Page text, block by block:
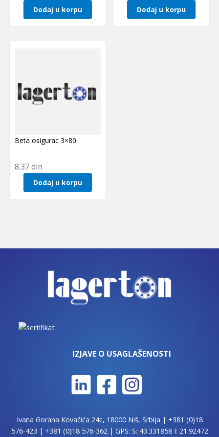
Dodaj u korpu Dodaj u korpu
Beta osigurac 3×80
8.37din
Dodaj u korpu
IZJAVE O USAGLAŠENOSTI
Ivana Gorana Kovačića 24c, 18000 Niš, Srbija | +381 (0)18
576-423 | +381 (0)18 576-362| GPS: S: 43.331858 I: 21.92472